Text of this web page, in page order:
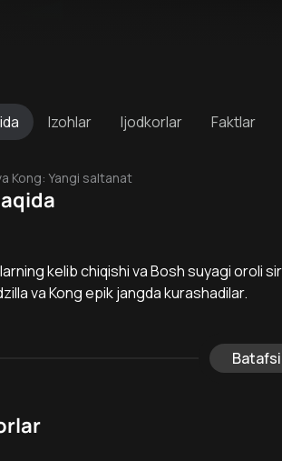
Izohlar Ijodkorlar Faktlar
Kong: Yangi saltanat
kelib chiqishi va Bosh suyagi oroli
va Kong epik jangda kurashadilar.